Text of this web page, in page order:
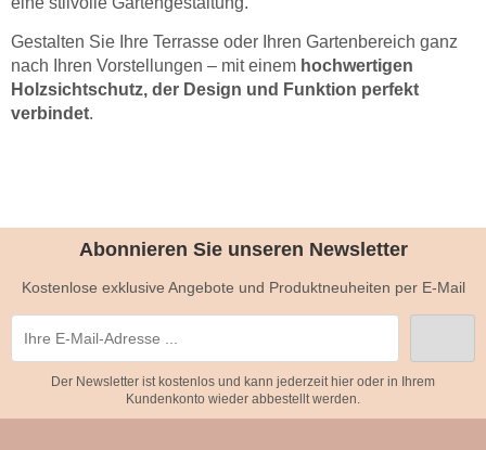
Gestalten Sie Ihre Terrasse oder Ihren Gartenbereich ganz
nach Ihren Vorstellungen – mit einem hochwertigen
Holzsichtschutz, der Design und Funktion perfekt
verbindet.
Abonnieren Sie unseren Newsletter
Kostenlose exklusive Angebote und Produktneuheiten per E-Mail
Der Newsletter ist kostenlos und kann jederzeit hier oder in Ihrem
Kundenkonto wieder abbestellt werden.